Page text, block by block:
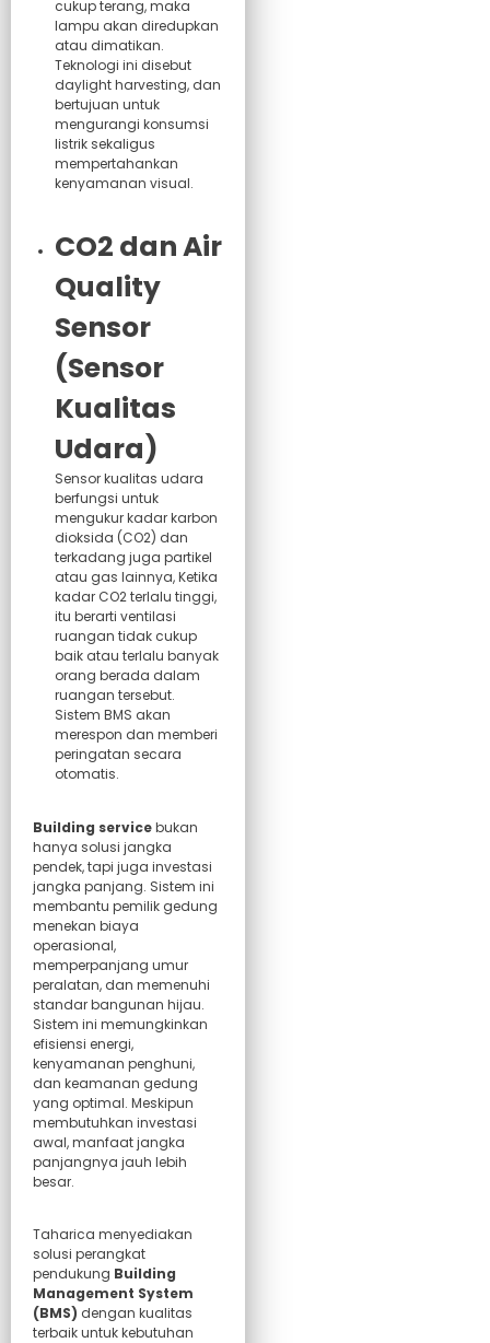
cukup terang, maka
lampu akan diredupkan
atau dimatikan.
Teknologi ini disebut
daylight harvesting, dan
bertujuan untuk
mengurangi konsumsi
listrik sekaligus
mempertahankan
kenyamanan visual.
CO2 dan Air
Quality
Sensor
(Sensor
Kualitas
Udara)
Sensor kualitas udara
berfungsi untuk
mengukur kadar karbon
dioksida (CO2) dan
terkadang juga partikel
atau gas lainnya, Ketika
kadar CO2 terlalu tinggi,
itu berarti ventilasi
ruangan tidak cukup
baik atau terlalu banyak
orang berada dalam
ruangan tersebut.
Sistem BMS akan
merespon dan memberi
peringatan secara
otomatis.
Building servicebukan
hanya solusi jangka
pendek, tapi juga investasi
jangka panjang. Sistem ini
membantu pemilik gedung
menekan biaya
operasional,
memperpanjang umur
peralatan, dan memenuhi
standar bangunan hijau.
Sistem ini memungkinkan
efisiensi energi,
kenyamanan penghuni,
dan keamanan gedung
yang optimal. Meskipun
membutuhkan investasi
awal, manfaat jangka
panjangnya jauh lebih
besar.
Taharica menyediakan
solusi perangkat
pendukung Building
Management System
(BMS) dengan kualitas
terbaik untuk kebutuhan